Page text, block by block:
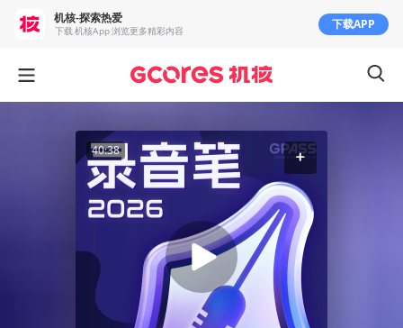
40:38
机核-探索热爱
下载 机核App 浏览更多精彩内容 下载APP